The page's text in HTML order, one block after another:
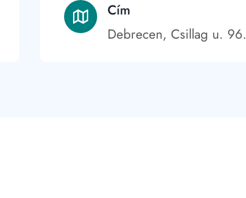
Cím
Debrecen, Csillag u. 96.